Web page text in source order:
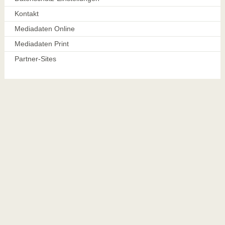
Kontakt
Mediadaten Online
Mediadaten Print
Partner-Sites